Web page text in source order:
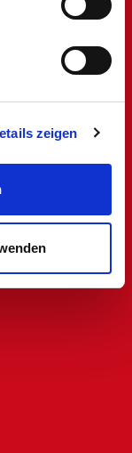
zeigen